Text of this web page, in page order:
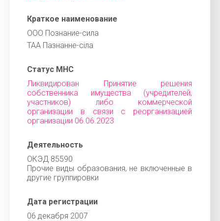
Краткое наименование
ООО Познание-сила
ТАА Пазнанне-сiла
Статус МНС
Ликвидирован Принятие решения
собственника имущества (учредителей,
участников) либо коммерческой
организации в связи с реорганизацией
организации 06.06.2023
Деятельность
ОКЭД 85590
Прочие виды образования, не включенные в
другие группировки
Дата регистрации
06 декабря 2007